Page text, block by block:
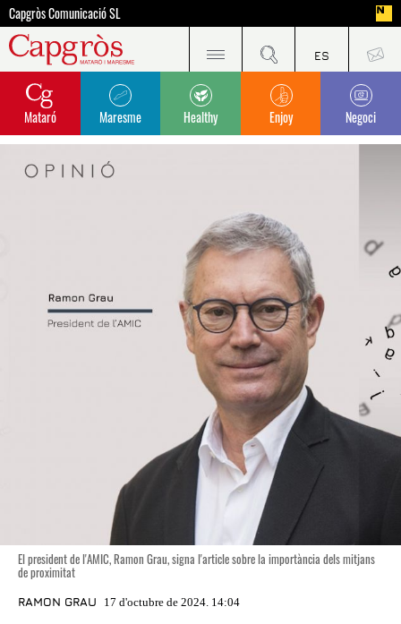
Capgròs Comunicació SL
Mataró Maresme Healthy Enjoy Negoci
El president de l'AMIC, Ramon Grau, signa l'article sobre la importància dels mitjans
de proximitat
RAMON GRAU 17 d'octubre de 2024. 14:04